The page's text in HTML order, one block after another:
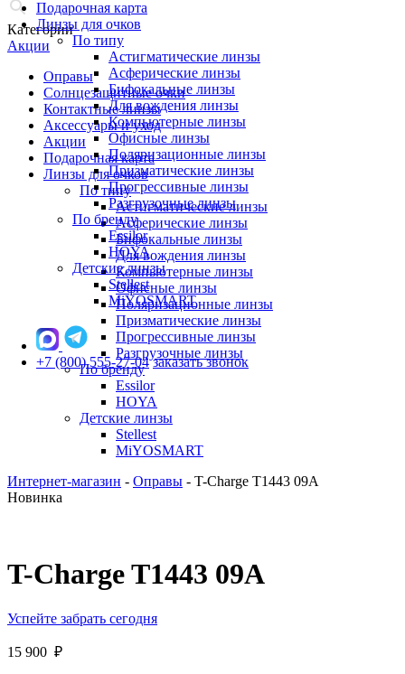
Категории
Акции
Оправы
Солнцезащитные очки
Контактные линзы
Аксессуары и уход
Акции
Подарочная карта
Линзы для очков
По типу
Астигматические линзы
Асферические линзы
Бифокальные линзы
Для вождения линзы
Компьютерные линзы
Офисные линзы
Поляризационные линзы
Призматические линзы
Прогрессивные линзы
Разгрузочные линзы
По бренду
Essilor
HOYA
Детские линзы
Stellest
MiYOSMART
Подарочная карта
Линзы для очков
По типу
Астигматические линзы
Асферические линзы
Бифокальные линзы
Для вождения линзы
Компьютерные линзы
Офисные линзы
Поляризационные линзы
Призматические линзы
Прогрессивные линзы
Разгрузочные линзы
По бренду
Essilor
HOYA
Детские линзы
Stellest
MiYOSMART
+7 (800) 555-27-04 заказать звонок
Интернет-магазин - Оправы - T-Charge T1443 09A
Новинка
T-Charge T1443 09A
Успейте забрать сегодня
15 900 ₽